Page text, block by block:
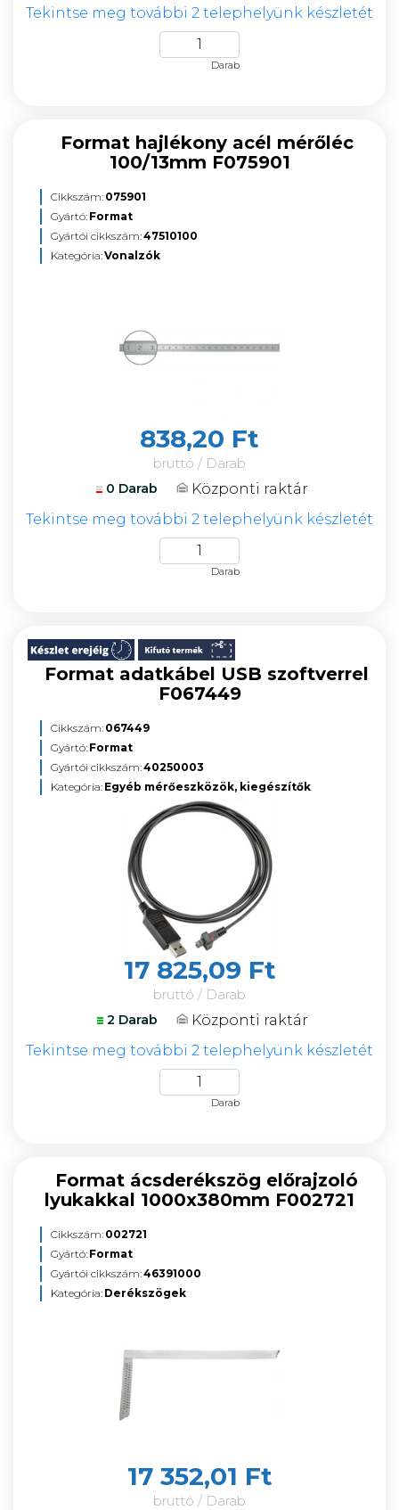
Tekintse meg további 2 telephelyünk készletét
Darab
Format hajlékony acél mérőléc
100/13mm F075901
Cikkszám: 075901
Gyártó: Format
Gyártói cikkszám:47510100
Kategória:Vonalzók
838,20 Ft
bruttó / Darab
0 Darab
Központi raktár
Tekintse meg további 2 telephelyünk készletét
Darab
Format adatkábel USB szoftverrel
F067449
Cikkszám: 067449
Gyártó: Format
Gyártói cikkszám:40250003
Kategória: Egyéb mérőeszközök, kiegészítők
17 825,09 Ft
bruttó / Darab
2 Darab
Központi raktár
Tekintse meg további 2 telephelyünk készletét
Darab
Format ácsderékszög előrajzoló
lyukakkal 1000x380mm F002721
Cikkszám: 002721
Gyártó: Format
Gyártói cikkszám:46391000
Kategória: Derékszögek
17 352,01 Ft
bruttó / Darab